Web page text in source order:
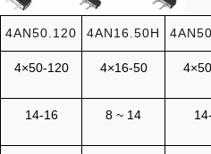
4AN50.120 4AN16.50H
4×50-120 4×16-50
14-16 8 ~ 14